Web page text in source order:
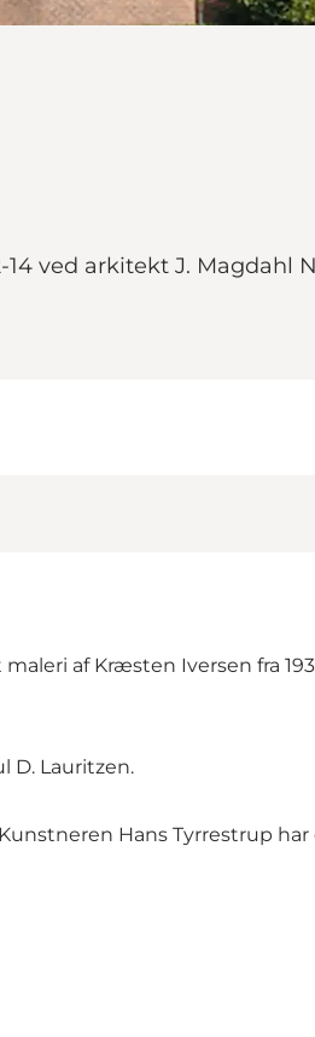
14 ved arkitekt J.
af Kræsten Iversen fra
D. Lauritzen.
Hans Tyrrestrup